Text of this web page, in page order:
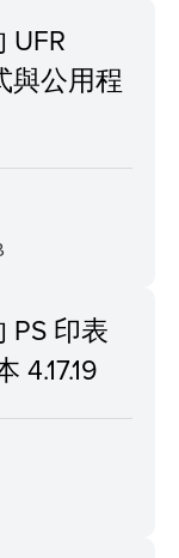
UFR
與公用程
PS 印表
4.17.19